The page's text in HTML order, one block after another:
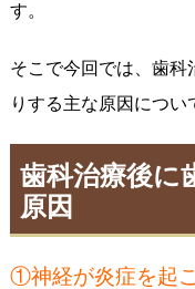
す。
そこで今回では、歯科
りする主な原因につい
歯科治療後に
原因
①神経が炎症を起